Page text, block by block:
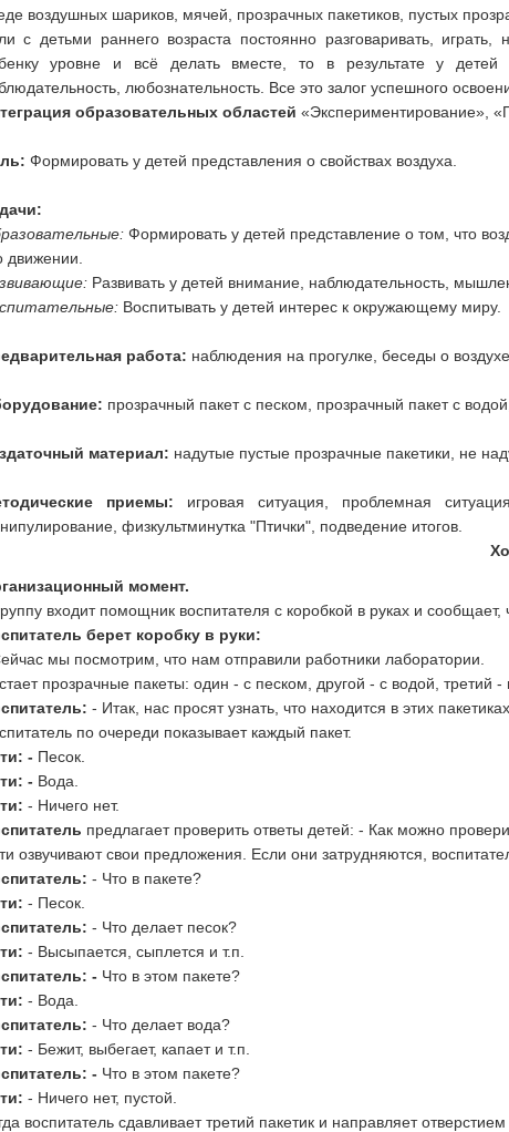
воздушных шариков, мячей, прозрачных пакетиков, пустых
с детьми раннего возраста постоянно разговаривать,
уровне и всё делать вместе, то в результате у детей
любознательность. Все это залог успешного
образовательных областей «Экспериментирование»,
Формировать у детей представления о свойствах воздуха.
Формировать у детей представление о том, что
движении.
Развивать у детей внимание, наблюдательность,
Воспитывать у детей интерес к окружающему миру.
работа: наблюдения на прогулке, беседы о воздухе.
прозрачный пакет с песком, прозрачный пакет с
материал: надутые пустые прозрачные пакетики, не
приемы: игровая ситуация, проблемная
физкультминутка "Птички", подведение итогов.
момент.
входит помощник воспитателя с коробкой в руках и
берет коробку в руки:
мы посмотрим, что нам отправили работники лаборатории.
прозрачные пакеты: один - с песком, другой - с водой, третий -
- Итак, нас просят узнать, что находится в этих
по очереди показывает каждый пакет.
- Песок.
- Вода.
- Ничего нет.
предлагает проверить ответы детей: - Как можно
озвучивают свои предложения. Если они затрудняются,
- Что в пакете?
- Песок.
- Что делает песок?
- Высыпается, сыплется и т.п.
- Что в этом пакете?
- Вода.
- Что делает вода?
- Бежит, выбегает, капает и т.п.
- Что в этом пакете?
- Ничего нет, пустой.
воспитатель сдавливает третий пакетик и направляет